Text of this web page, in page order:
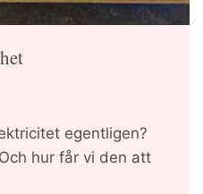
egentligen?
hur får vi den att